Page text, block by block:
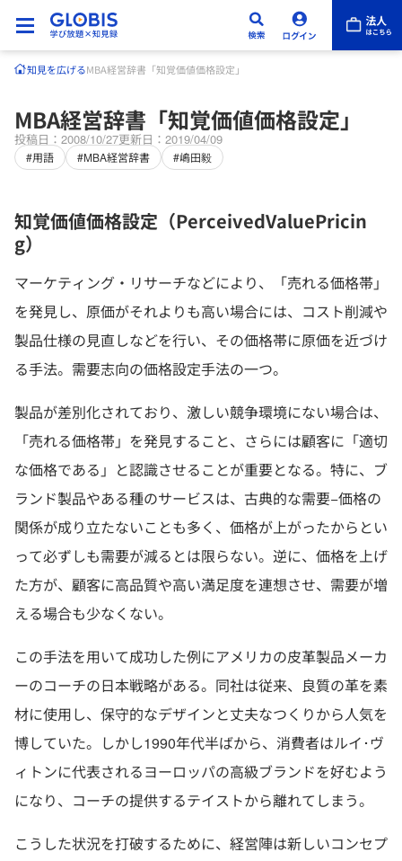
知見を広げるMBA経営辞書「知覚価値価格設定」
MBA経営辞書「知覚価値価格設定」
投稿日：2008/10/27更新日：2019/04/09
#用語 #MBA経営辞書 #嶋田毅
知覚価値価格設定（PerceivedValuePricin
g）
マーケティング・リサーチなどにより、「売れる価格帯」
を発見し、原価がそれよりも高い場合には、コスト削減や
製品仕様の見直しなどを行い、その価格帯に原価を近づけ
る手法。需要志向の価格設定手法の一つ。
製品が差別化されており、激しい競争環境にない場合は、
「売れる価格帯」を発見すること、さらには顧客に「適切
な価格である」と認識させることが重要となる。特に、ブ
ランド製品やある種のサービスは、古典的な需要−価格の
関係が成り立たないことも多く、価格が上がったからとい
って必ずしも需要が減るとは限らない。逆に、価格を上げ
た方が、顧客に高品質や高い満足度を連想させ、需要が増
える場合も少なくない。
この手法を用いて成功した例にアメリカの皮革製品メーカ
ーのコーチの日本戦略がある。同社は従来、良質の革を素
材に使用し、保守的なデザインと丈夫なつくりから人気を
博していた。しかし1990年代半ばから、消費者はルイ･ヴ
ィトンに代表されるヨーロッパの高級ブランドを好むよう
になり、コーチの提供するテイストから離れてしまう。
こうした状況を打破するために、経営陣は新しいコンセプ